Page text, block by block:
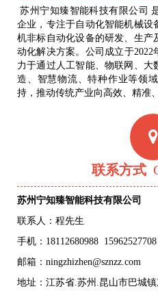
苏州宁知臻智能科技有限公司
企业，专注于自动化智能机械设
机非标自动化设备的研发、生产
动化解决方案。公司成立于
力于通过人工智能、物联网、大
造、智慧物流、特种作业等领
持，推动传统产业向高效、精准
联系方式
苏州宁知臻智能科技有限公司
联系人：程先生
手机： 18112680988 15962527708
邮箱：ningzhizhen@sznzz.com
地址：江苏省.苏州.昆山市巴城